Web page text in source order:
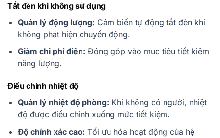
Tắt đèn khi không sử dụng
Quản lý động lượng: Cảm biến tự động tắt đèn khi
không phát hiện chuyển động.
Giảm chi phí điện: Đóng góp vào mục tiêu tiết kiệm
năng lượng.
Điều chỉnh nhiệt độ
Quản lý nhiệt độ phòng: Khi không có người, nhiệt
độ được điều chỉnh xuống mức tiết kiệm.
Độ chính xác cao: Tối ưu hóa hoạt động của hệ